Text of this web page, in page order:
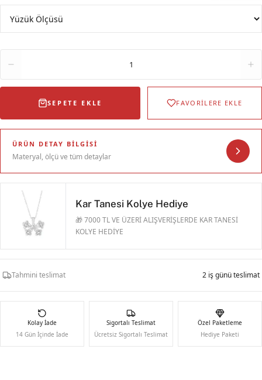
1
SEPETE EKLE FAVORİLERE EKLE
ÜRÜN DETAY BILGISI
Materyal, ölçü ve tüm detaylar
Kar Tanesi Kolye Hediye
🎁 7000 TL VE ÜZERİ ALIŞVERİŞLERDE KAR TANESİ
KOLYE HEDİYE
Tahmini teslimat 2 iş günü teslimat
Kolay İade
14 Gün İçinde İade
Sigortalı Teslimat
Ücretsiz Sigortalı Teslimat
Özel Paketleme
Hediye Paketi